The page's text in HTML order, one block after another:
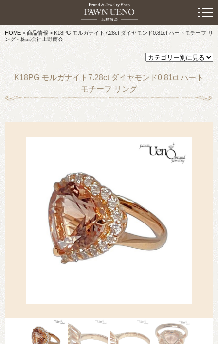
HOME > 商品情報> K18PG モルガナイト7.28ct ダイヤモンド0.81ct ハートモチーフ リ
ング - 株式会社上野商会
K18PG モルガナイト7.28ct ダイヤモンド0.81ct ハート
モチーフ リング
> 初めての方へ
> 預けたい方
> 売りたい方
> 買いたい方
> 取り扱い品目
> スタッフおすすめ情報
> キャンペーン情報
> 会社概要
> アクセス
> プライバシーポリシー